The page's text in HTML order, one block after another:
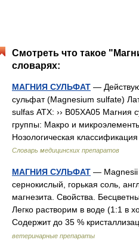
Смотреть что такое
словарях:
МАГНИЯ СУЛЬФАТ —
сульфат (Magnesium sulfate)
sulfas АТХ: ›› B05XA05 Магния
группы: Макро и
Нозологическая
Словарь медицинских препаратов
МАГНИЯ СУЛЬФАТ — Magnesii
сернокислый, горькая соль,
магнезита. Свойства.
Легко растворим в воде (1:1 в
Содержит до 35 %
ветеринарные препараты